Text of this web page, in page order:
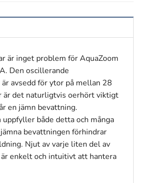
är inget problem för AquaZoom
Den oscillerande
avsedd för ytor på mellan 28
är det naturligtvis oerhört viktigt
en jämn bevattning.
både detta och många
bevattningen förhindrar
Njut av varje liten del av
enkelt och intuitivt att hantera